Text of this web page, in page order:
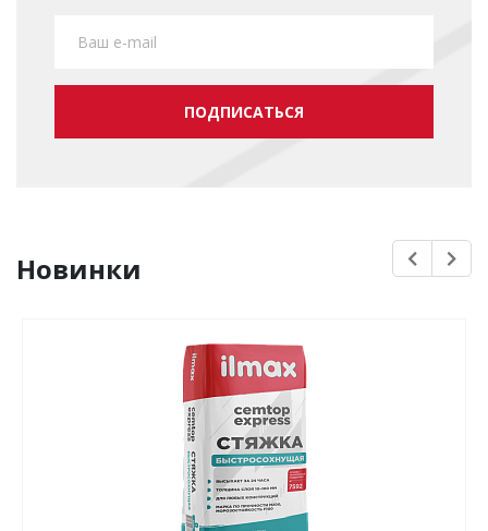
ПОДПИСАТЬСЯ
Новинки